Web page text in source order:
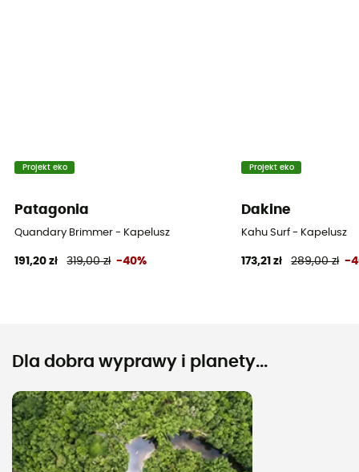
Projekt eko
Patagonia
Quandary Brimmer - Kapelusz
191,20 zł 319,00 zł -40%
Projekt eko
Dakine
Kahu Surf - Kapelusz
173,21 zł 289,00 zł -
Dla dobra wyprawy i planety...